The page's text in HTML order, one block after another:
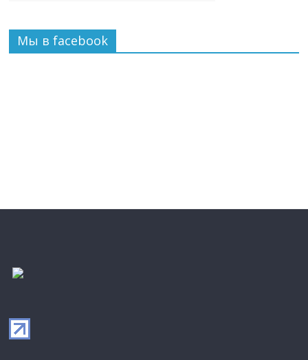
Мы в facebook